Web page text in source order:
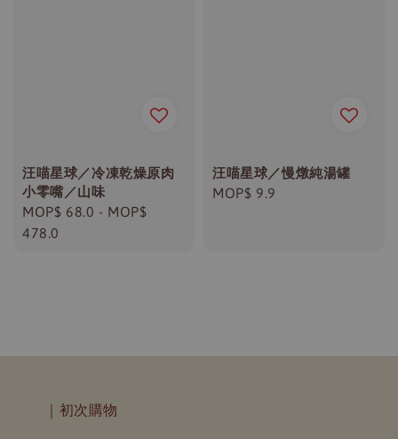
汪喵星球／冷凍乾燥原肉
小零嘴／山味
Regular
price
MOP$ 68.0 - MOP$
478.0
汪喵星球／慢燉純湯罐
Regular
MOP$ 9.9
｜初次購物